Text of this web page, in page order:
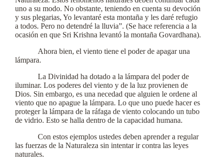
uno a su modo. No obstante, teniendo en cuenta su devoción
y sus plegarias, Yo levantaré esta montaña y les daré refugio
a todos. Pero no detendré la lluvia”. (Se hace referencia a la
ocasión en que Sri Krishna levantó la montaña Govardhana).
Ahora bien, el viento tiene el poder de apagar una
lámpara.
La Divinidad ha dotado a la lámpara del poder de
iluminar. Los poderes del viento y de la luz provienen de
Dios. Sin embargo, es una necedad que alguien le ordene al
viento que no apague la lámpara. Lo que uno puede hacer es
proteger la lámpara de la ráfaga de viento colocando un tubo
de vidrio. Esto se halla dentro de la capacidad humana.
Con estos ejemplos ustedes deben aprender a regular
las fuerzas de la Naturaleza sin intentar ir contra las leyes
naturales.